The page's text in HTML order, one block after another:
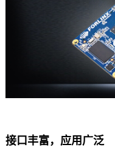
接口丰富，应用广泛